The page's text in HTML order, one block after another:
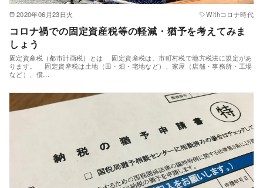
2020年06月23日火 Withコロナ時代
コロナ禍での固定資産税等の軽減・猶予を考えてみま
しょう
固定資産税（都市計画税）とは 固定資産税は、市町村税で地方税法に規定があ
ります。 固定資産税は土地（田・畑・宅地など）、家屋（店舗・事務所・工場
など）、償…